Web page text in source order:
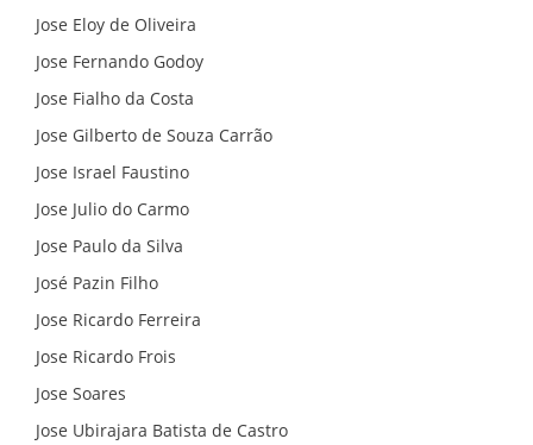
Jose Eloy de Oliveira
Jose Fernando Godoy
Jose Fialho da Costa
Jose Gilberto de Souza Carrão
Jose Israel Faustino
Jose Julio do Carmo
Jose Paulo da Silva
José Pazin Filho
Jose Ricardo Ferreira
Jose Ricardo Frois
Jose Soares
Jose Ubirajara Batista de Castro